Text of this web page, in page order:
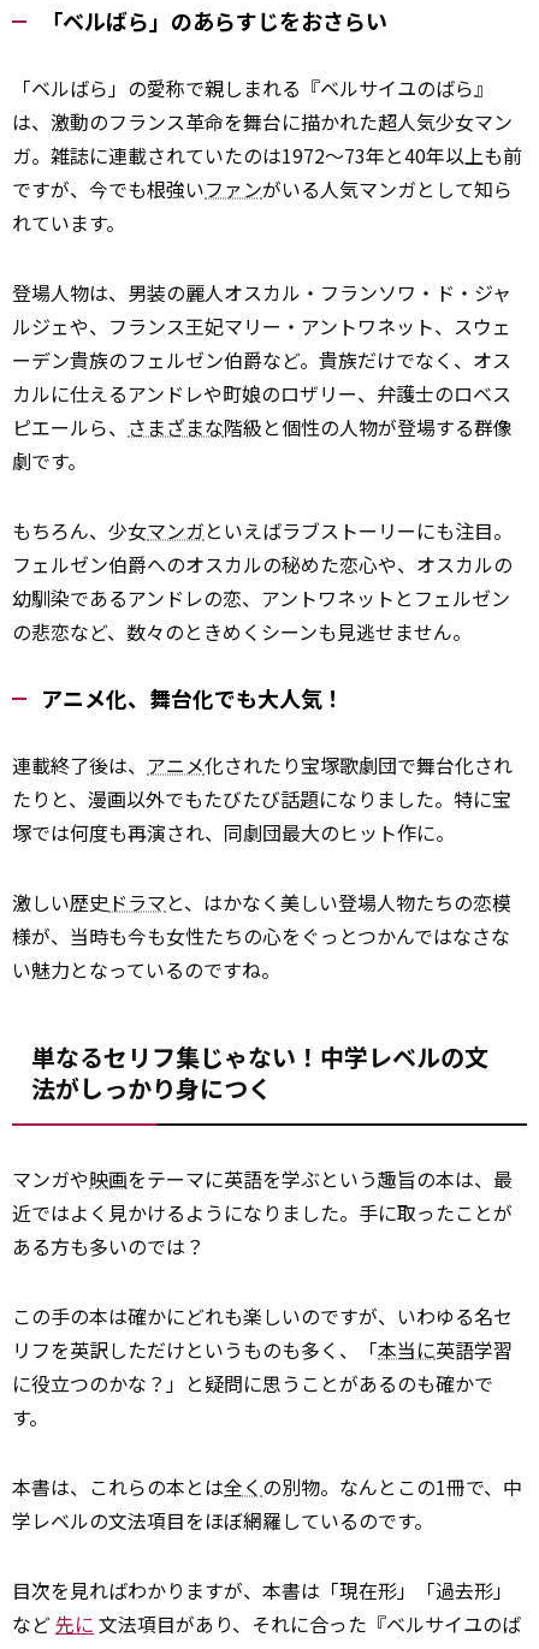
「ベルばら」のあらすじをおさらい
「ベルばら」の愛称で親しまれる『ベルサイユのばら』
は、激動のフランス革命を舞台に描かれた超人気少女マン
ガ。雑誌に連載されていたのは1972～73年と40年以上も前
ですが、今でも根強いファンがいる人気マンガとして知ら
れています。
登場人物は、男装の麗人オスカル・フランソワ・ド・ジャ
ルジェや、フランス王妃マリー・アントワネット、スウェ
ーデン貴族のフェルゼン伯爵など。貴族だけでなく、オス
カルに仕えるアンドレや町娘のロザリー、弁護士のロベス
ピエールら、 さまざまな階級と個性の人物が登場する群像
劇です。
もちろん、少女マンガといえばラブストーリーにも注目。
フェルゼン伯爵へのオスカルの秘めた恋心や、オスカルの
幼馴染であるアンドレの恋、アントワネットとフェルゼン
の悲恋など、数々のときめくシーンも見逃せません。
アニメ化、舞台化でも大人気！
連載終了後は、 アニメ化されたり宝塚歌劇団で舞台化され
たりと、漫画以外でもたびたび話題になりました。特に宝
塚では何度も再演され、同劇団最大のヒット作に。
激しい歴史 ドラマと、はかなく美しい登場人物たちの恋模
様が、当時も今も女性たちの心をぐっとつかんではなさな
い魅力となっているのですね。
単なるセリフ集じゃない！中学レベルの文
法がしっかり身につく
マンガや映画をテーマに英語を学ぶという趣旨の本は、最
近ではよく見かけるようになりました。手に取ったことが
ある方も多いのでは？
この手の本は確かにどれも楽しいのですが、いわゆる名セ
リフを英訳しただけというものも多く、「本当に英語学習
に役立つのかな？」と疑問に思うことがあるのも確かで
す。
本書は、これらの本とは全く の別物。なんとこの1冊で、中
学レベルの文法項目をほぼ網羅しているのです。
目次を見ればわかりますが、本書は「現在形」「過去形」
など先に 文法項目があり、それに合った『ベルサイユのば